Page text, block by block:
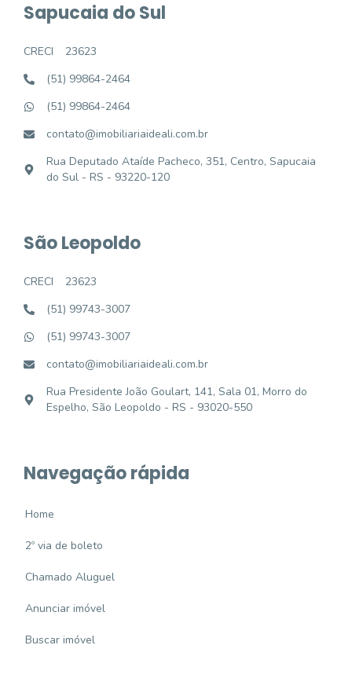
Sapucaia do Sul
CRECI
23623
(51) 99864-2464
(51) 99864-2464
contato@imobiliariaideali.com.br
Rua Deputado Ataíde Pacheco, 351, Centro, Sapucaia
do Sul - RS - 93220-120
São Leopoldo
CRECI
23623
(51) 99743-3007
(51) 99743-3007
contato@imobiliariaideali.com.br
Rua Presidente João Goulart, 141, Sala 01, Morro do
Espelho, São Leopoldo - RS - 93020-550
Navegação rápida
Home
2º via de boleto
Chamado Aluguel
Anunciar imóvel
Buscar imóvel